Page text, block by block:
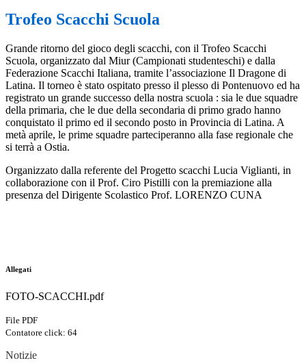
Trofeo Scacchi Scuola
Grande ritorno del gioco degli scacchi, con il Trofeo Scacchi
Scuola, organizzato dal Miur (Campionati studenteschi) e dalla
Federazione Scacchi Italiana, tramite l’associazione Il Dragone di
Latina. Il torneo è stato ospitato presso il plesso di Pontenuovo ed ha
registrato un grande successo della nostra scuola : sia le due squadre
della primaria, che le due della secondaria di primo grado hanno
conquistato il primo ed il secondo posto in Provincia di Latina. A
metà aprile, le prime squadre parteciperanno alla fase regionale che
si terrà a Ostia.
Organizzato dalla referente del Progetto scacchi Lucia Viglianti, in
collaborazione con il Prof. Ciro Pistilli con la premiazione alla
presenza del Dirigente Scolastico Prof. LORENZO CUNA
Allegati
FOTO-SCACCHI.pdf
File PDF
Contatore click: 64
Notizie